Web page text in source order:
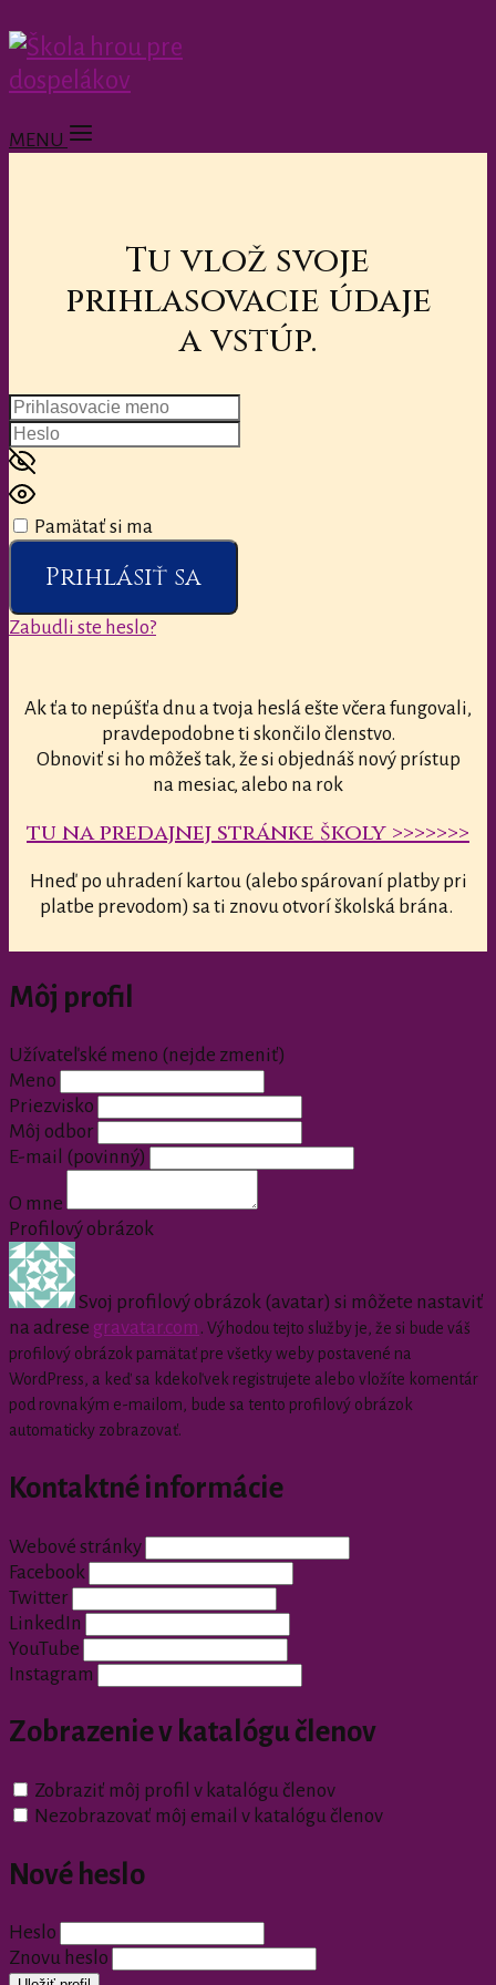
MENU
Tu vlož svoje
prihlasovacie údaje
a vstúp.
Pamätať si ma
Prihlásiť sa
Zabudli ste heslo?
Ak ťa to nepúšťa dnu a tvoja heslá ešte včera fungovali,
pravdepodobne ti skončilo členstvo.
Obnoviť si ho môžeš tak, že si objednáš nový prístup
na mesiac, alebo na rok
tu na predajnej stránke školy >>>>>>>
Hneď po uhradení kartou (alebo spárovaní platby pri
platbe prevodom) sa ti znovu otvorí školská brána.
Môj profil
Užívateľské meno (nejde zmeniť)
Meno
Priezvisko
Môj odbor
E-mail
(povinný)
O mne
Profilový obrázok
Svoj profilový obrázok (avatar) si môžete nastaviť
na adrese gravatar.com . Výhodou tejto služby je, že si bude váš
profilový obrázok pamätať pre všetky weby postavené na
WordPress, a keď sa kdekoľvek registrujete alebo vložíte komentár
pod rovnakým e-mailom, bude sa tento profilový obrázok
automaticky zobrazovať.
Kontaktné informácie
Webové stránky
Facebook
Twitter
LinkedIn
YouTube
Instagram
Zobrazenie v katalógu členov
Zobraziť môj profil v katalógu členov
Nezobrazovať môj email v katalógu členov
Nové heslo
Heslo
Znovu heslo